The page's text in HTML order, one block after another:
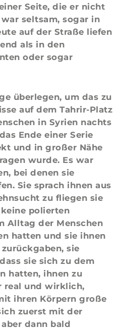
Seite, die er nicht
seltsam, sogar in
auf der Straße liefen
als in den
oder sogar
überlegen, um das zu
auf dem Tahrir-Platz
in Syrien nachts
Ende einer Serie
und in großer Nähe
wurde. Es war
bei denen sie
Sie sprach ihnen aus
zu fliegen sie
polierten
Alltag der Menschen
hatten und sie ihnen
sie
sie sich zu dem
hatten, ihnen zu
real und wirklich,
ihren Körpern große
zuerst mit der
dann bald